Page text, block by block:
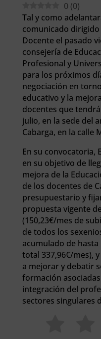
0 (0)
Tal y como
comunicado dirigido
Docente el pasado
consejería de
Profesional y
para los próximos
negociación en
educativo y la
docentes que
julio, en la sede del
Cabarga, en la calle
En su convocatoria,
en su objetivo de
mejora de la
de los docentes de
presupuestario y
propuesta vigente
(150,23€/mes de
de todos los
acumulado de hasta
total 337,96€/mes),
a mejorar y debatir
formación
integración del
sectores singulares